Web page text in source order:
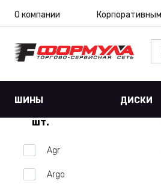
О компании
ШИНЫ ДИСКИ
Производитель 20
шт.
Agr
Argo